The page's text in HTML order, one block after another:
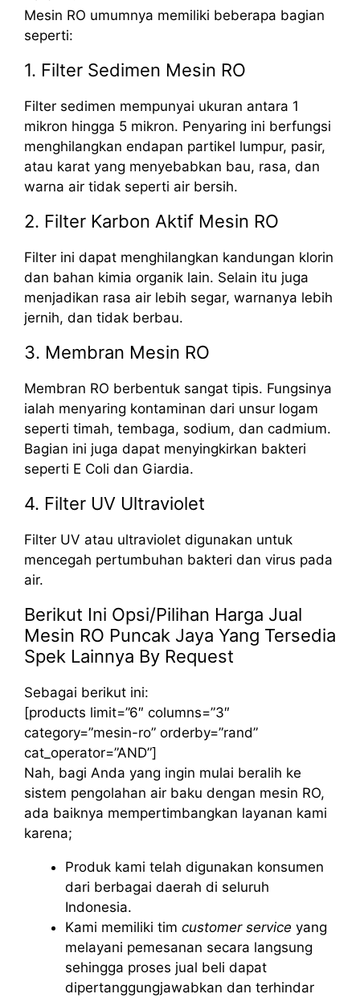
Mesin RO umumnya memiliki beberapa bagian
seperti:
1. Filter Sedimen Mesin RO
Filter sedimen mempunyai ukuran antara 1
mikron hingga 5 mikron. Penyaring ini berfungsi
menghilangkan endapan partikel lumpur, pasir,
atau karat yang menyebabkan bau, rasa, dan
warna air tidak seperti air bersih.
2. Filter Karbon Aktif Mesin RO
Filter ini dapat menghilangkan kandungan klorin
dan bahan kimia organik lain. Selain itu juga
menjadikan rasa air lebih segar, warnanya lebih
jernih, dan tidak berbau.
3. Membran Mesin RO
Membran RO berbentuk sangat tipis. Fungsinya
ialah menyaring kontaminan dari unsur logam
seperti timah, tembaga, sodium, dan cadmium.
Bagian ini juga dapat menyingkirkan bakteri
seperti E Coli dan Giardia.
4. Filter UV Ultraviolet
Filter UV atau ultraviolet digunakan untuk
mencegah pertumbuhan bakteri dan virus pada
air.
Berikut Ini Opsi/Pilihan Harga Jual
Mesin RO Puncak Jaya Yang Tersedia
Spek Lainnya By Request
Sebagai berikut ini:
[products limit=”6″ columns=”3″
category=”mesin-ro” orderby=”rand”
cat_operator=”AND”]
Nah, bagi Anda yang ingin mulai beralih ke
sistem pengolahan air baku dengan mesin RO,
ada baiknya mempertimbangkan layanan kami
karena;
Produk kami telah digunakan konsumen
dari berbagai daerah di seluruh
Indonesia.
Kami memiliki tim customer service yang
melayani pemesanan secara langsung
sehingga proses jual beli dapat
dipertanggungjawabkan dan terhindar